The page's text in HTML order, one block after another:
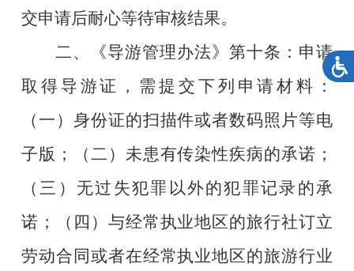
交申请后耐心等待审核结果。
二、《导游管理办法》第十条：申请
取得导游证，需提交下列申请材料：
（一）身份证的扫描件或者数码照片等电
子版；（二）未患有传染性疾病的承诺；
（三）无过失犯罪以外的犯罪记录的承
诺；（四）与经常执业地区的旅行社订立
劳动合同或者在经常执业地区的旅游行业